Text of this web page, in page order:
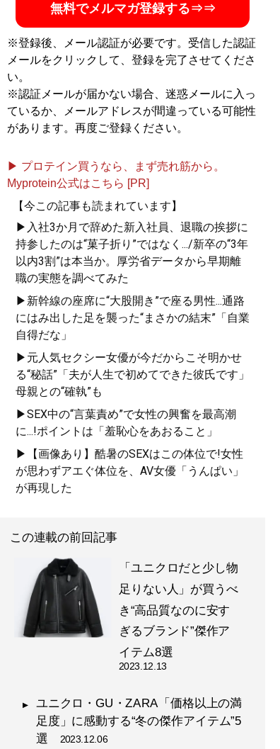
『ロードマップ』
地方のしがないショップ
店員はなぜ成功できたの
その秘密はロードマップ
にあった
『MBの偏愛ブランド図鑑
今着るべきブランド60の歴
史や特色を、自身が愛用す
る品とともに徹底紹介
『最速でおしゃれに見せる
ユニクロやGUでもおしゃれ
な人は何が違うのか？
『 幸服論――人生は服で簡単
に変えられる』
ができる!
無料でメルマガ登録する⇒⇒
※登録後、メール認証が必要です。受信した認証
メールをクリックして、登録を完了させてくださ
い。
※認証メールが届かない場合、迷惑メールに入っ
ているか、メールアドレスが間違っている可能性
があります。再度ご登録ください。
▶ プロテイン買うなら、まず売れ筋から。
Myprotein公式はこちら [PR]
【今この記事も読まれています】
▶入社3か月で辞めた新入社員、退職の挨拶に
持参したのは“菓子折り”ではなく.../新卒の“3年
以内3割”は本当か。厚労省データから早期離
職の実態を調べてみた
▶新幹線の座席に“大股開き”で座る男性...通路
にはみ出した足を襲った“まさかの結末”「自業
自得だな」
▶元人気セクシー女優が今だからこそ明かせ
る“秘話”「夫が人生で初めてできた彼氏です」
母親との“確執”も
▶SEX中の“言葉責め”で女性の興奮を最高潮
に...!ポイントは「羞恥心をあおること」
▶【画像あり】酷暑のSEXはこの体位で!女性
が思わずアエぐ体位を、AV女優「うんぱい」
が再現した
この連載の前回記事
「ユニクロだと少し物
足りない人」が買うべ
き“高品質なのに安す
ぎるブランド”傑作ア
イテム8選
2023.12.13
ユニクロ・GU・ZARA「価格以上の満
足度」に感動する“冬の傑作アイテム”5
選 2023.12.06